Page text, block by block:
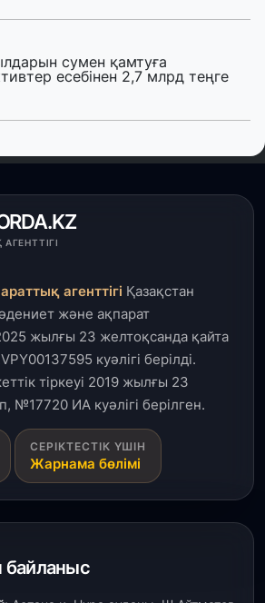
сумен қамтуға
есебінен 2,7 млрд теңге
халықаралық жастар күнін
атап өтеді
ауданында 594 пәтері бар
қаржыландыру көлемі
отырысы
су құбыры,
және тұрғын үйлер
орындық аурухана,
және жаңа театр
агенттігі Қазақстан
және ақпарат
жылғы 23 желтоқсанда қайта
куәлігі берілді.
тіркеуі 2019 жылғы 23
№17720 ИА куәлігі берілген.
СЕРІКТЕСТІК ҮШІН
Жарнама бөлімі
байланыс